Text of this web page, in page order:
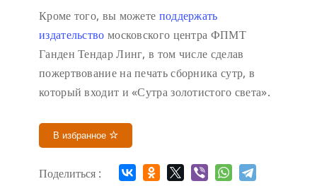
Кроме того, вы можете поддержать
издательство московского центра ФПМТ
Ганден Тендар Линг, в том числе сделав
пожертвование на печать сборника сутр, в
который входит и «Сутра золотистого света».
В избранное
Поделиться :